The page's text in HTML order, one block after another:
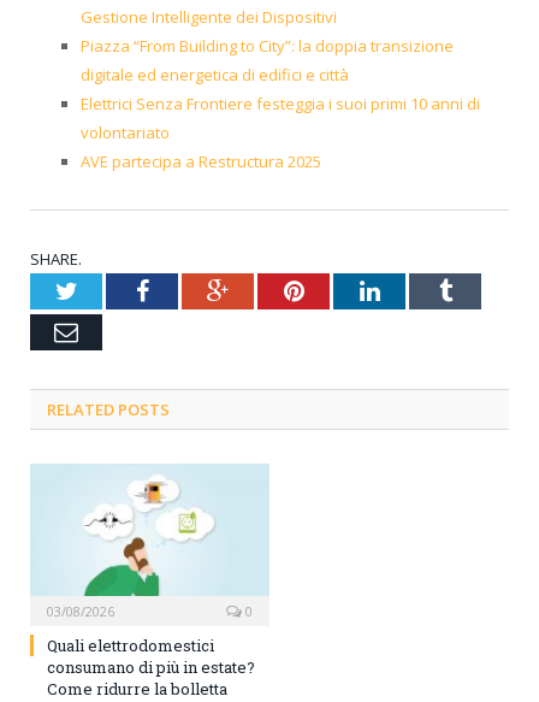
Gestione Intelligente dei Dispositivi
Piazza “From Building to City”: la doppia transizione
digitale ed energetica di edifici e città
Elettrici Senza Frontiere festeggia i suoi primi 10 anni di
volontariato
AVE partecipa a Restructura 2025
SHARE.
TwitterFacebookGoogle+PinterestLinkedInTumblr
Email
RELATED POSTS
03/08/2026 0
Quali elettrodomestici
consumano di più in estate?
Come ridurre la bolletta